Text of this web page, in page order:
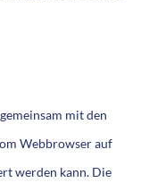
mit den
Webbrowser auf
werden kann. Die